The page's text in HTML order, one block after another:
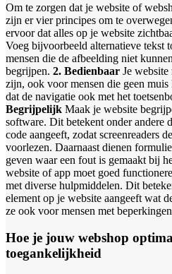
Om te zorgen dat je website of
zijn er vier principes om te
ervoor dat alles op je website
Voeg bijvoorbeeld alternatieve tekst
mensen die de afbeelding niet
begrijpen. 2. Bedienbaar Je
zijn, ook voor mensen die geen
dat de navigatie ook met het
Begrijpelijk Maak je website
software. Dit betekent onder andere
code aangeeft, zodat screenreaders
voorlezen. Daarnaast dienen
geven waar een fout is gemaakt bij
website of app moet goed
met diverse hulpmiddelen. Dit
element op je website aangeeft wat
ze ook voor mensen met
Hoe je jouw webshop
toegankelijkheid